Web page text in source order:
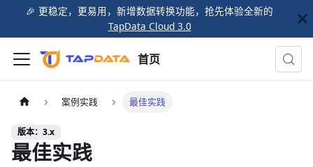
🎉️ 更稳定，更易用，新增数据转换功能，抢先体验全新的
TapData Cloud 3.0
首页
案例实践 最佳实践
版本：3.x
最佳实践